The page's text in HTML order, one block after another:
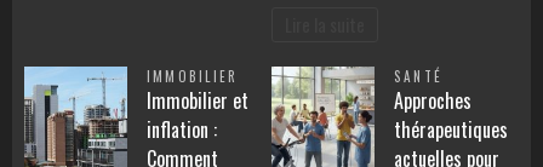
IMMOBILIER
Immobilier et
inflation :
Comment
SANTÉ
Approches
thérapeutiques
actuelles pour